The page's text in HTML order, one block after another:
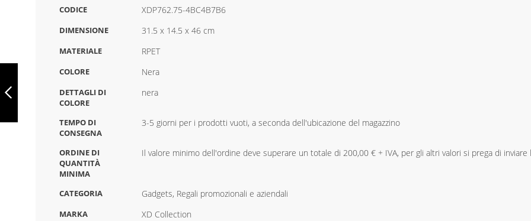
ZAINO LEGGERO
IMPACT AWARE
RPET, XDP762.73-
PRECEDENTE
CODICE XDP762.75-4BC4B7B6
DIMENSIONE 31.5 x 14.5 x 46 cm
MATERIALE RPET
COLORE Nera
DETTAGLI DI
COLORE
nera
TEMPO DI
CONSEGNA
3-5 giorni per i prodotti vuoti, a seconda dell'ubicazione del magazzino
ORDINE DI
QUANTITÀ
MINIMA
Il valore minimo dell'ordine deve superare un totale di 200,00 € + IVA, per gli altri valori si prega di inviare
CATEGORIA Gadgets, Regali promozionali e aziendali
MARKA XD Collection